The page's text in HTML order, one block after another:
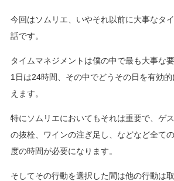
今回はソムリエ、いやそれ以前に大事なタ
話です。
タイムマネジメントは僕の中で最も大事な要
1日は24時間、その中でどうその日を有効
えます。
特にソムリエにおいてもそれは重要で、ゲ
の抜栓、ワインの注ぎ足し、などなど全て
度の時間が必要になります。
そしてその行動を選択した間は他の行動は